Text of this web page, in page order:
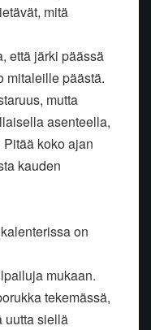
mitä
että järki päässä
mitaleille päästä.
mutta
asenteella,
koko ajan
kauden
on
mukaan.
tekemässä,
uutta siellä